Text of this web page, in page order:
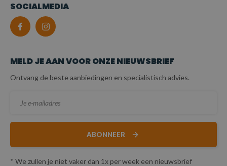
SOCIALMEDIA
MELD JE AAN VOOR ONZE NIEUWSBRIEF
Ontvang de beste aanbiedingen en specialistisch advies.
ABONNEER
* We zullen je niet vaker dan 1x per week een nieuwsbrief